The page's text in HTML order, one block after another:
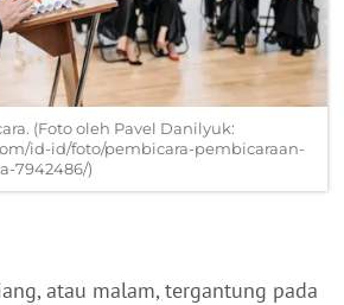
(Foto oleh Pavel Danilyuk:
id-id/foto/pembicara-pembicaraan-
7942486/)
atau malam, tergantung pada